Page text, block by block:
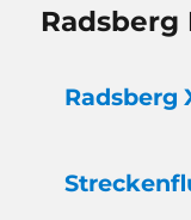
Radsberg
Radsberg
Strecken